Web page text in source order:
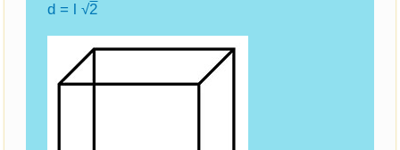
d = l √2